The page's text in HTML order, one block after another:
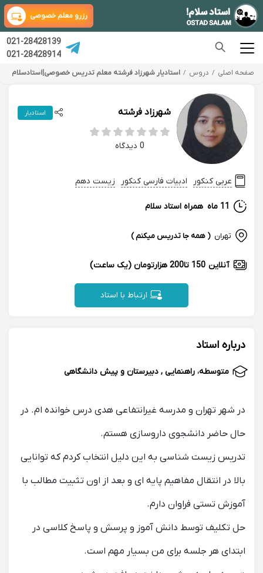
رزرو معلم خصوصی
021-28428139
021-28428914
صفحه اصلی دروس استادیار شهرزاد فرشته معلم تدریس خصوصی|استادسلام
شهرزاد فرشته استادیار
0 دیدگاه
عربی کنکور ادبیات فارسی کنکور زیست دهم
11 ماه همراه استاد سلام
تهران ( همه جا تدریس میکنم )
آنلاین 150 تا200 هزارتومان (یک ساعت)
ارتباط با استاد
درباره استاد
متوسطه، راهنمایی , دبیرستان و پیش دانشگاهی
در شهر تهران و مدرسه غیرانتفاعی هدی درس خوانده ام. در
حال حاضر دانشجوی داروسازی هستم.
تدریس زیست شناسی به این دلیل انتخاب کردم که توانایی
بالا در انتقال مفاهیم پایه ای و بعد از اون تثبیت مطالب با
آموزش تستی فراوان دارم.
حل تکلیف توسط دانش آموز و پرسش و پاسخ کلاسی در
ابتدای هر جلسه برای من بسیار مهم است.